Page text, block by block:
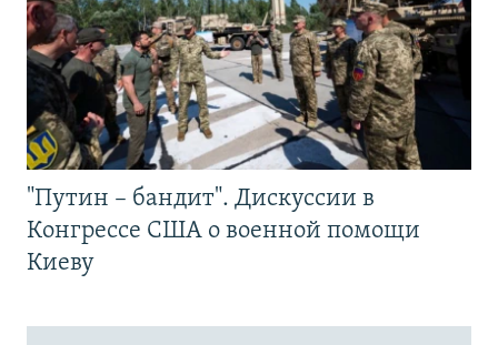
"Путин – бандит". Дискуссии в
Конгрессе США о военной помощи
Киеву